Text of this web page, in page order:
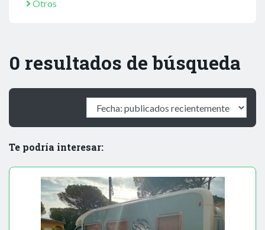
Otros
0 resultados de búsqueda
Te podría interesar: